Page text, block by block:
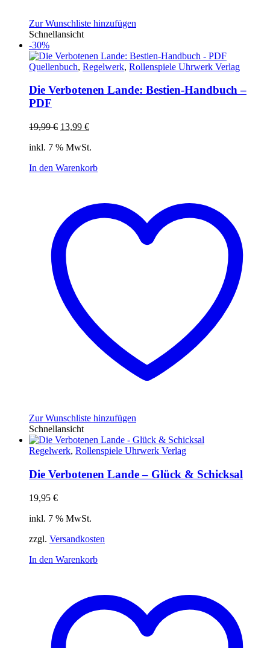
Zur Wunschliste hinzufügen
Schnellansicht
-30%
Quellenbuch, Regelwerk, Rollenspiele Uhrwerk Verlag
Die Verbotenen Lande: Bestien-Handbuch –
PDF
19,99€ Ursprünglicher
war:
13,99 €Aktueller
ist:
inkl. 7 % MwSt.
In den Warenkorb
Zur Wunschliste hinzufügen
Schnellansicht
Regelwerk, Rollenspiele Uhrwerk Verlag
Die Verbotenen Lande – Glück & Schicksal
19,95 €
inkl. 7 % MwSt.
zzgl. Versandkosten
In den Warenkorb